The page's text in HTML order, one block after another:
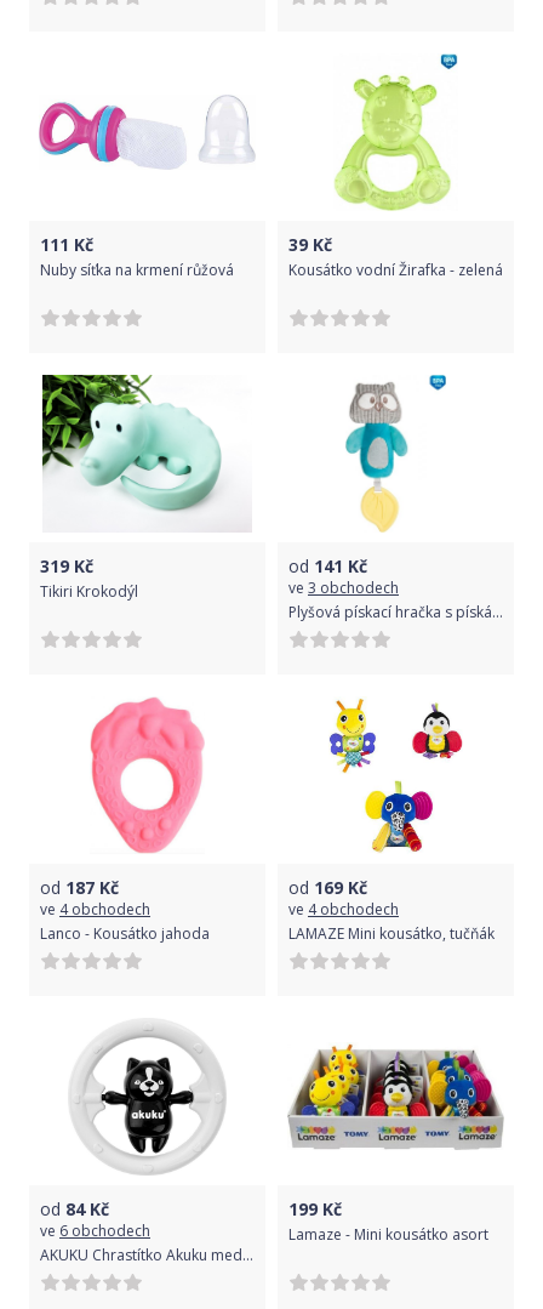
111 Kč
Nuby síťka na krmení růžová
39 Kč
Kousátko vodní Žirafka - zelená
319 Kč
Tikiri Krokodýl
od 141 Kč
ve 3 obchodech
Plyšová pískací hračka s pískátkem a kousátkem - Sova tyrkysová
od 187 Kč
ve 4 obchodech
Lanco - Kousátko jahoda
od 169 Kč
ve 4 obchodech
LAMAZE Mini kousátko, tučňák
od 84Kč
ve 6 obchodech
AKUKU Chrastítko Akuku medvídek černobílý Bílá
199 Kč
Lamaze - Mini kousátko asort